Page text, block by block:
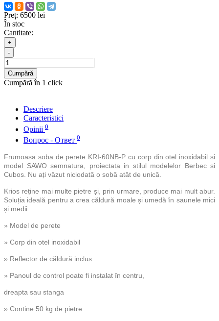
Preț: 6500 lei
În stoc
Cantitate:
+
-
Cumpără
Cumpără în 1 click
Descriere
Caracteristici
Opinii 0
Вопрос - Ответ 0
Frumoasa soba de perete KRI-60NB-P cu corp din otel inoxidabil si
model SAWO semnatura, proiectata in stilul modelelor Berbec si
Cubos. Nu ați văzut niciodată o sobă atât de unică.
Krios reține mai multe pietre și, prin urmare, produce mai mult abur.
Soluția ideală pentru a crea căldură moale și umedă în saunele mici
și medii.
» Model de perete
» Corp din otel inoxidabil
» Reflector de căldură inclus
» Panoul de control poate fi instalat în centru,
dreapta sau stanga
» Contine 50 kg de pietre